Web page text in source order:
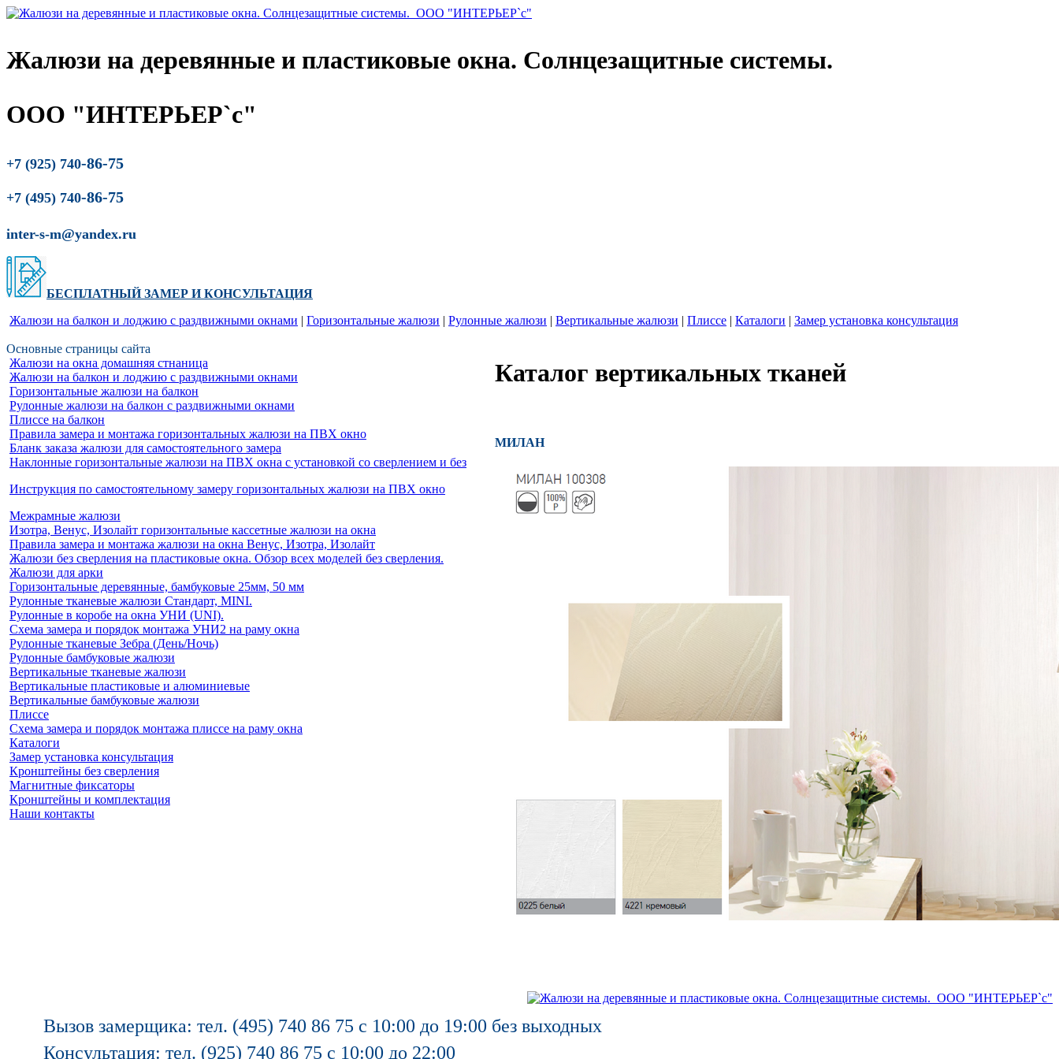
Жалюзи на деревянные и пластиковые окна. Солнцезащитные системы.
ООО "ИНТЕРЬЕР`с"
+7 (925) 740-86-75
+7 (495) 740-86-75
inter-s-m@yandex.ru
БЕСПЛАТНЫЙ ЗАМЕР ИКОНСУЛЬТАЦИЯ
Жалюзи на балкон и лоджию c раздвижными окнами | Горизонтальные жалюзи | Рулонные жалюзи | Вертикальные жалюзи | Плиссе | Каталоги | Замер установка консультация
Основные страницы сайта
Жалюзи на окна домашняя стнаница
Жалюзи на балкон и лоджию c раздвижными окнами
Горизонтальные жалюзи на балкон
Рулонные жалюзи на балкон с раздвижными окнами
Плиссе на балкон
Правила замера и монтажа горизонтальных жалюзи на ПВХ окно
Бланк заказа жалюзи для самостоятельного замера
Наклонные горизонтальные жалюзи на ПВХ окна с установкой со сверлением и без
Инструкция по самостоятельному замеру горизонтальных жалюзи на ПВХ окно
Межрамные жалюзи
Изотра, Венус, Изолайт горизонтальные кассетные жалюзи на окна
Правила замера и монтажа жалюзи на окна Венус, Изотра, Изолайт
Жалюзи без сверления на пластиковые окна. Обзор всех моделей без сверления.
Жалюзи для арки
Горизонтальные деревянные, бамбуковые 25мм, 50 мм
Рулонные тканевые жалюзи Стандарт, MINI.
Рулонные в коробе на окна УНИ (UNI).
Схема замера и порядок монтажа УНИ2 на раму окна
Рулонные тканевые Зебра (День/Ночь)
Рулонные бамбуковые жалюзи
Вертикальные тканевые жалюзи
Вертикальные пластиковые и алюминиевые
Вертикальные бамбуковые жалюзи
Плиссе
Схема замера и порядок монтажа плиссе на раму окна
Каталоги
Замер установка консультация
Кронштейны без сверления
Магнитные фиксаторы
Кронштейны и комплектация
Наши контакты
Каталог вертикальных тканей
МИЛАН
Вызов замерщика: тел. (495) 740 86 75 с 10:00 до 19:00 без выходных
Консультация: тел. (925) 740 86 75 с 10:00 до 22:00